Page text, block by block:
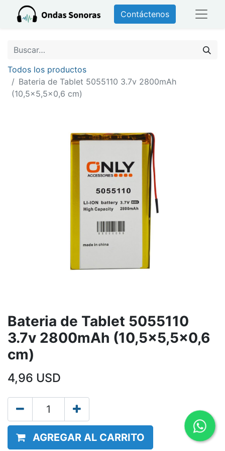
Contáctenos
Todos los productos
Bateria de Tablet 5055110 3.7v 2800mAh
(10,5x5,5x0,6 cm)
Bateria de Tablet 5055110
3.7v 2800mAh (10,5x5,5x0,6
cm)
4,96 USD
AGREGAR AL CARRITO